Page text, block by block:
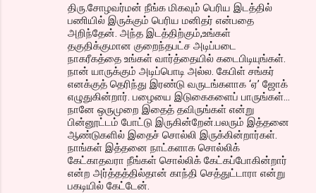
திரு.சோழவர்மன் நீங்க மிகவும் பெரிய இடத்தில்
பணியில் இருக்கும் பெரிய மனிதர் என்பதை
அறிந்தேன். அந்த இடத்திற்கும்,உங்கள்
தகுதிக்குமான குறைந்தபட்ச அடிப்படை
நாகரீகத்தை உங்கள் வார்த்தையில் கடைபிடியுங்கள்.
நான் யாருக்கும் அடிப்பொடி அல்ல. கேபிள் சங்கர்
எனக்குத் தெரிந்து இரண்டு வருடங்களாக ‘ஏ’ ஜோக்
எழுதுகின்றார். பழையை இடுகைகளைப் பாருங்கள்...
நானே ஒருமுறை இதைத் தவிருங்கள் என்று
பின்னூட்டம் போட்டு இருகின்றேன்.பலரும் இத்தனை
ஆண்டுகளில் இதைச் சொல்லி இருக்கின்றார்கள்.
நாங்கள் இத்தனை நாட்களாக சொல்லிக்
கேட்காதவரா நீங்கள் சொல்லிக் கேட்கப்போகின்றார்
என்ற அர்த்தத்தில்தான் காந்தி செத்துட்டாரா என்று
பகடியில் கேட்டேன்.